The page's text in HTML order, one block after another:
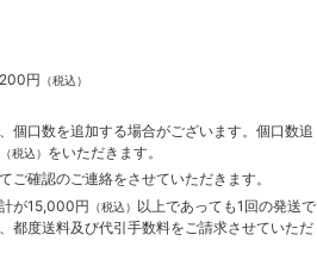
円 （税込）
個口数を追加する場合がございます。個口数追
（税込） をいただきます。
確認のご連絡をさせていただきます。
が15,000円 （税込） 以上であっても1回の発送で
都度送料及び代引手数料をご請求させていただ